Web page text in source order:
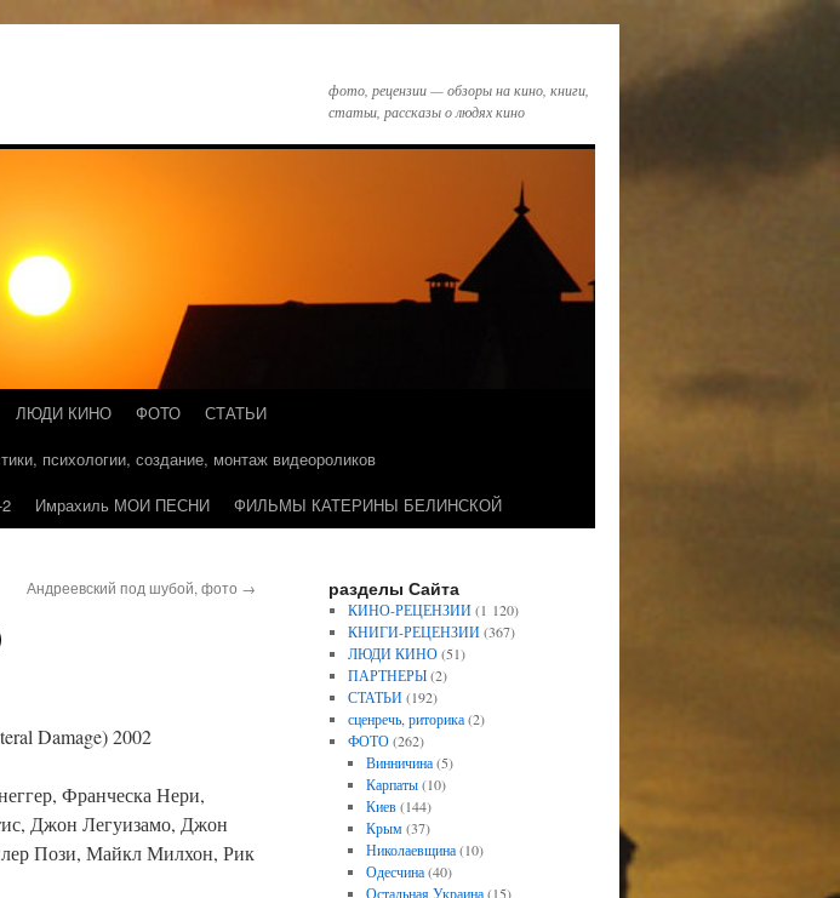
фото, рецензии — обзоры на кино, книги,
статьи, рассказы о людях кино
ЛЮДИ КИНО ФОТО
СТАТЬИ
психологии, создание, монтаж видеороликов
Имрахиль МОИ ПЕСНИ ФИЛЬМЫ КАТЕРИНЫ БЕЛИНСКОЙ
Андреевский под шубой, фото →
Damage) 2002
Франческа Нери,
Джон Легуизамо, Джон
Пози, Майкл Милхон, Рик
разделы Сайта
КИНО-РЕЦЕНЗИИ(1 120)
КНИГИ-РЕЦЕНЗИИ(367)
ЛЮДИ КИНО(51)
ПАРТНЕРЫ(2)
СТАТЬИ(192)
сценречь, риторика(2)
ФОТО(262)
Винничина(5)
Карпаты(10)
Киев(144)
Крым(37)
Николаевщина(10)
Одесчина(40)
Остальная Украина(15)